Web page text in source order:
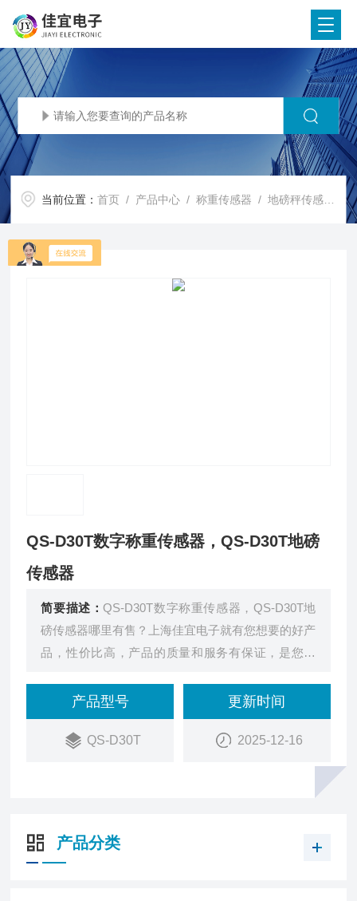
当前位置：首页 / 产品中心 /称重传感器 /地磅秤传感器 /
QS-D30T数字称重传感器，QS-D30T地磅
传感器
简要描述：QS-D30T数字称重传感器，QS-D30T地
磅传感器哪里有售？上海佳宜电子就有您想要的好产
品，性价比高，产品的质量和服务有保证，是您的
产品型号
QS-D30T
更新时间
2025-12-16
产品分类